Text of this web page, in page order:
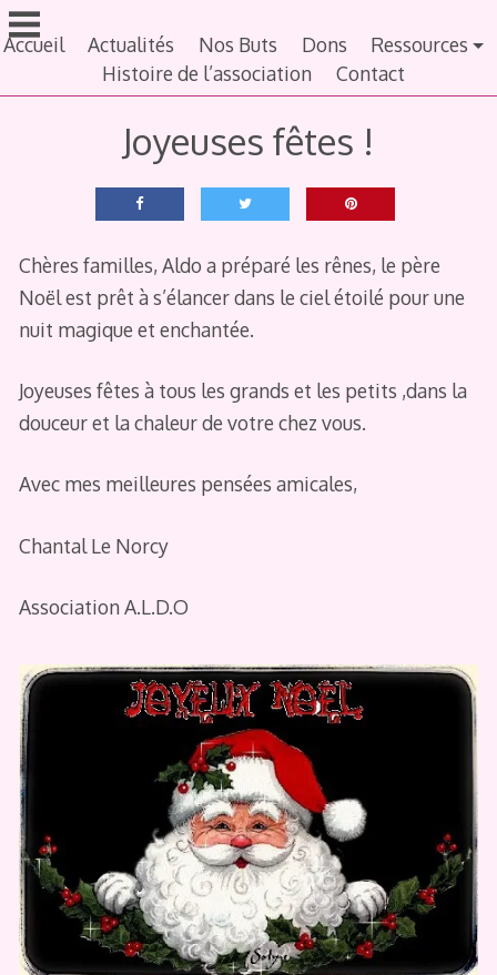
Aller
au
principal
Accueil Actualités Nos Buts Dons
Ressources
Histoire de l’association
Contact
Joyeuses fêtes !
Chères familles, Aldo a préparé les rênes, le père
Noël est prêt à s’élancer dans le ciel étoilé pour une
nuit magique et enchantée.
Joyeuses fêtes à tous les grands et les petits ,dans la
douceur et la chaleur de votre chez vous.
Avec mes meilleures pensées amicales,
Chantal Le Norcy
Association A.L.D.O